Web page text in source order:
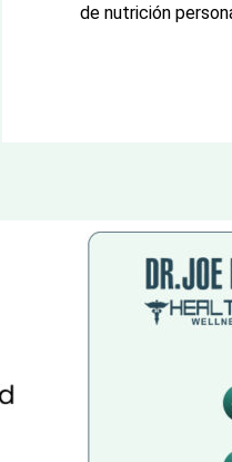
de nutrición